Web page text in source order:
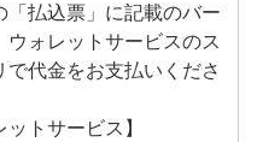
「払込票」に記載のバー
ウォレットサービスのス
で代金をお支払いくださ
ットサービス】